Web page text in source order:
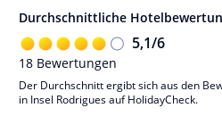
Durchschnittliche
5,1/6
18 Bewertungen
Der Durchschnitt ergibt sich aus den
in Insel Rodrigues auf HolidayCheck.